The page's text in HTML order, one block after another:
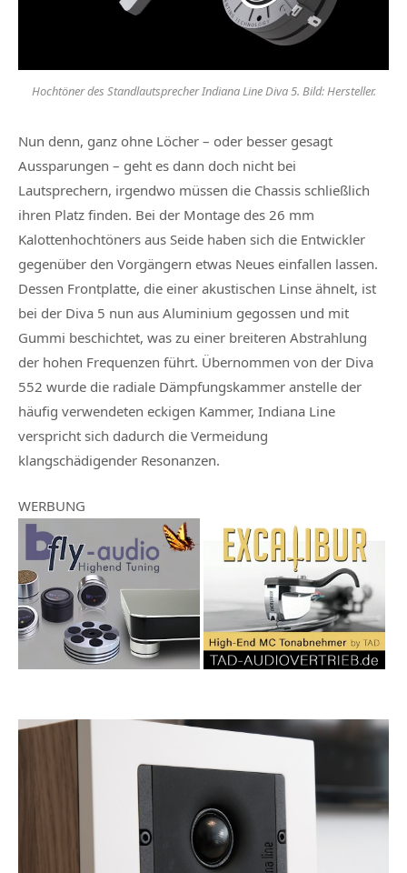
Hochtöner des Standlautsprecher Indiana Line Diva 5. Bild: Hersteller.
Nun denn, ganz ohne Löcher – oder besser gesagt
Aussparungen – geht es dann doch nicht bei
Lautsprechern, irgendwo müssen die Chassis schließlich
ihren Platz finden. Bei der Montage des 26 mm
Kalottenhochtöners aus Seide haben sich die Entwickler
gegenüber den Vorgängern etwas Neues einfallen lassen.
Dessen Frontplatte, die einer akustischen Linse ähnelt, ist
bei der Diva 5 nun aus Aluminium gegossen und mit
Gummi beschichtet, was zu einer breiteren Abstrahlung
der hohen Frequenzen führt. Übernommen von der Diva
552 wurde die radiale Dämpfungskammer anstelle der
häufig verwendeten eckigen Kammer, Indiana Line
verspricht sich dadurch die Vermeidung
klangschädigender Resonanzen.
WERBUNG